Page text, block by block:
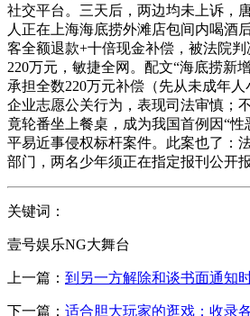
社交平台。三天后，两边均未上诉，
人正在上海海底捞外滩店包间内喝酒
客全额退款+十倍现金补偿，被法院
220万元，敏捷全网。配文“海底捞新
承担全数220万元补偿（先从未成年
企业志愿公关行为，表现司法审慎；
竟轮番坐上餐桌，成为我国首例因“性
平易近事侵权标杆案件。此案也了：
部门，两名少年须正在指定报刊公开报
关键词：
壹号娱乐NG大舞台
上一篇： 到另一方解除和谈书面通知
下一篇： 适合胆大玩家的逛戏：收录